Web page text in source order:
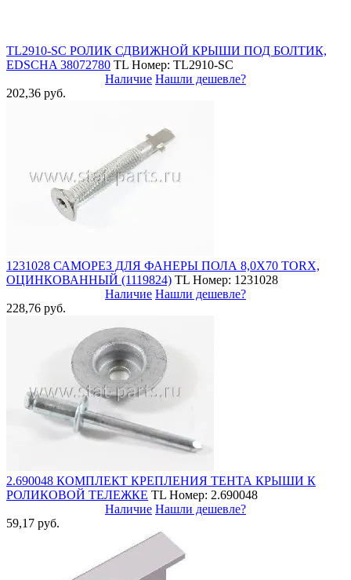
TL2910-SC РОЛИК СДВИЖНОЙ КРЫШИ ПОД БОЛТИК,
EDSCHA 38072780 TL Номер: TL2910-SC
Наличие Нашли дешевле?
202,36 руб.
1231028 САМОРЕЗ ДЛЯ ФАНЕРЫ ПОЛА 8,0Х70 TORX,
ОЦИНКОВАННЫЙ (1119824) TL Номер: 1231028
Наличие Нашли дешевле?
228,76 руб.
2.690048 КОМПЛЕКТ КРЕПЛЕНИЯ ТЕНТА КРЫШИ К
РОЛИКОВОЙ ТЕЛЕЖКЕ TL Номер: 2.690048
Наличие Нашли дешевле?
59,17 руб.